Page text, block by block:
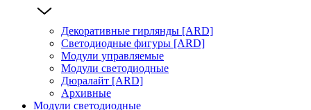
Декоративные гирлянды [ARD]
Светодиодные фигуры [ARD]
Модули управляемые
Модули светодиодные
Дюралайт [ARD]
Архивные
Модули светодиодные